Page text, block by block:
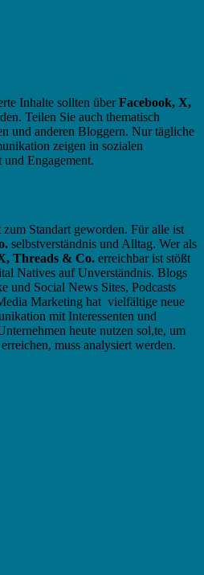
Inhalte sollten überFacebook, X,
Teilen Sie auch thematisch
und anderen Bloggern. Nur tägliche
zeigen in sozialen
Engagement.
Standart geworden. Für alle ist
selbstverständnis und Alltag. Wer als
Threads & Co. erreichbar ist stößt
Natives auf Unverständnis. Blogs
und Social News Sites, Podcasts
Marketing hat vielfältige neue
mit Interessenten und
heute nutzen sol,te, um
muss analysiert werden.